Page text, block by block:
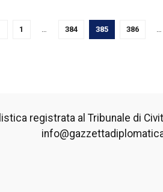
1 384 385 386
registrata al Tribunale di